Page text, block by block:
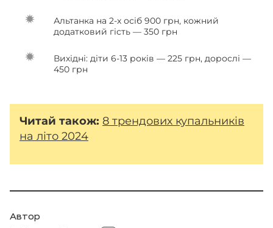
Альтанка на 2-х осіб 900 грн, кожний
додатковий гість — 350 грн
Вихідні: діти 6-13 років — 225 грн, дорослі —
450 грн
Читай також: 8 трендових купальників
на літо 2024
Автор